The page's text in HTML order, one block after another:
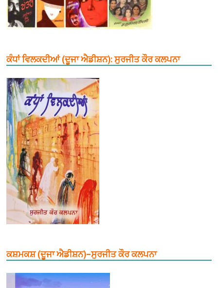
ਕੰਧਾਂ ਵਿਲਕਦੀਆਂ (ਦੂਜਾ ਐਡੀਸ਼ਨ): ਸੁਰਜੀਤ ਕੌਰ ਕਲਪਨਾ
ਕਸ਼ਮਕਸ਼ (ਦੂਜਾ ਐਡੀਸ਼ਨ)–ਸੁਰਜੀਤ ਕੌਰ ਕਲਪਨਾ